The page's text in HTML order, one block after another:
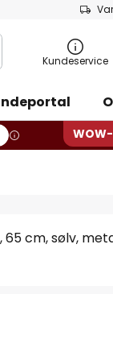
Kundeservice
cm, sølv,